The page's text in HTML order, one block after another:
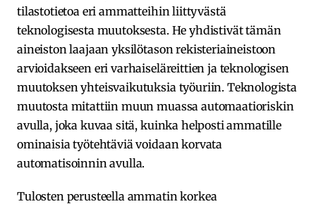
tilastotietoa eri ammatteihin liittyvästä
teknologisesta muutoksesta. He yhdistivät tämän
aineiston laajaan yksilötason rekisteriaineistoon
arvioidakseen eri varhaiseläreittien ja teknologisen
muutoksen yhteisvaikutuksia työuriin. Teknologista
muutosta mitattiin muun muassa automaatioriskin
avulla, joka kuvaa sitä, kuinka helposti ammatille
ominaisia työtehtäviä voidaan korvata
automatisoinnin avulla.
Tulosten perusteella ammatin korkea